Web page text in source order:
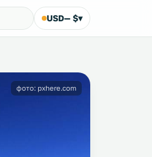
USD— $▾
фото: pxhere.com